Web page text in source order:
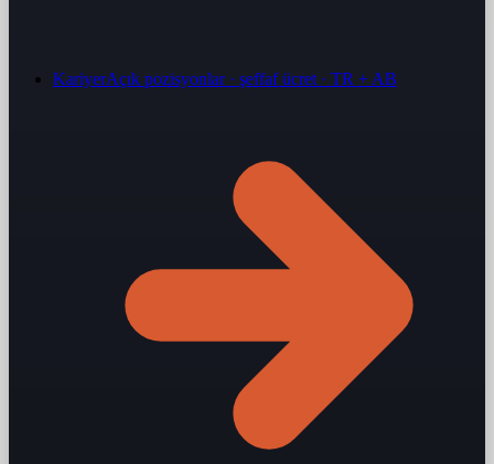
KariyerAçık pozisyonlar · şeffaf ücret · TR + AB